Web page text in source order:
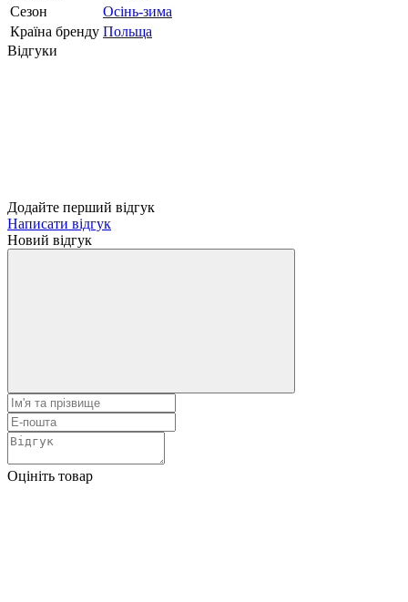
Сезон
Осінь-зима
Країна бренду Польща
Відгуки
Додайте перший відгук
Написати відгук
Новий відгук
Оцініть товар